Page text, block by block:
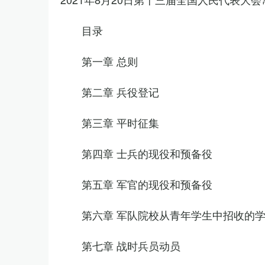
目录
第一章 总则
第二章 兵役登记
第三章 平时征集
第四章 士兵的现役和预备役
第五章 军官的现役和预备役
第六章 军队院校从青年学生中招收的
第七章 战时兵员动员